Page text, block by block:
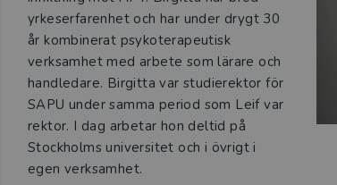
yrkeserfarenhet och har under drygt 30
år kombinerat psykoterapeutisk
verksamhet med arbete som lärare och
handledare. Birgitta var studierektor för
SAPU under samma period som Leif var
rektor. I dag arbetar hon deltid på
Stockholms universitet och i övrigt i
egen verksamhet.